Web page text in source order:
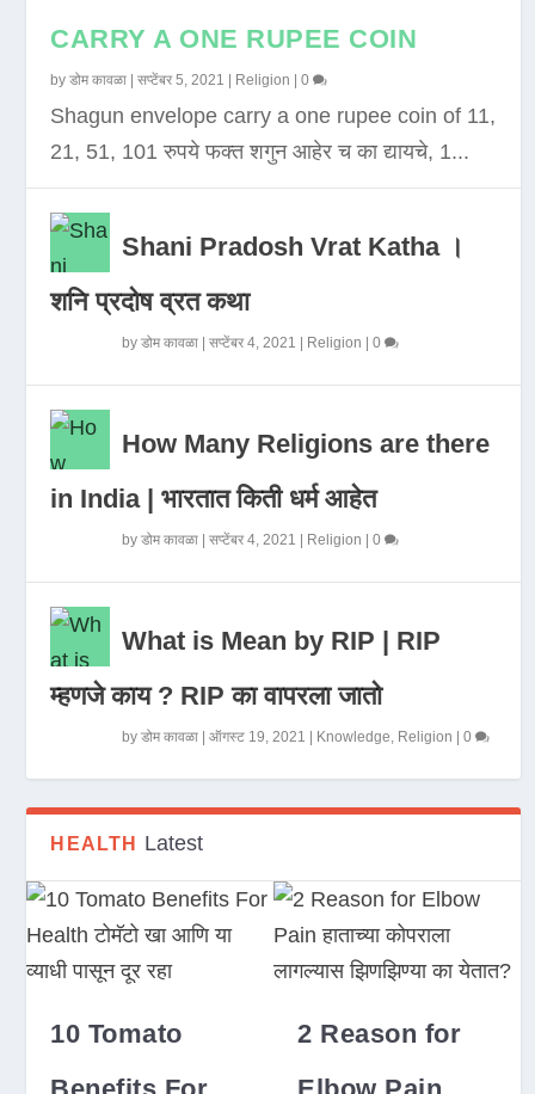
CARRY A ONE RUPEE COIN
byडोम कावळा |सप्टेंबर 5, 2021 Religion |0
Shagun envelope carry a one rupee coin of 11,
21, 51, 101 रुपये फक्त शगुन आहेर च का द्यायचे, 1...
Shani Pradosh Vrat Katha ।
शनि प्रदोष व्रत कथा
byडोम कावळा |सप्टेंबर 4, 2021 Religion |0
How Many Religions are there
in India | भारतात किती धर्म आहेत
byडोम कावळा |सप्टेंबर 4, 2021 Religion |0
What is Mean by RIP | RIP
म्हणजे काय ? RIP का वापरला जातो
byडोम कावळा |ऑगस्ट 19, 2021 Knowledge, Religion |0
HEALTH Latest
10 Tomato
2 Reason for